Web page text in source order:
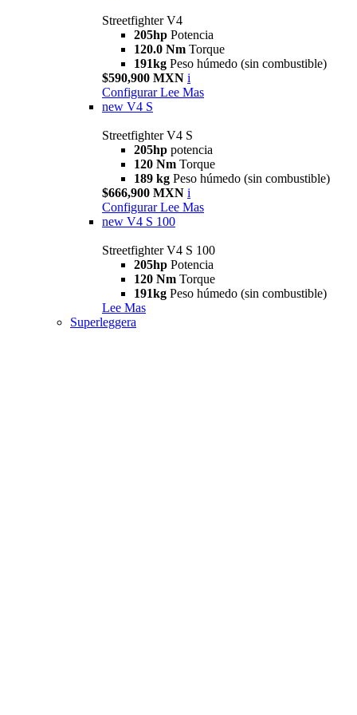
Streetfighter V4
205hp Potencia
120.0 Nm Torque
191kg Peso húmedo (sin combustible)
$590,900 MXN i
Configurar Lee Mas
new V4 S
Streetfighter V4 S
205hp potencia
120 Nm Torque
189 kg Peso húmedo (sin combustible)
$666,900 MXN i
Configurar Lee Mas
new V4 S 100
Streetfighter V4 S 100
205hp Potencia
120 Nm Torque
191kg Peso húmedo (sin combustible)
Lee Mas
Superleggera